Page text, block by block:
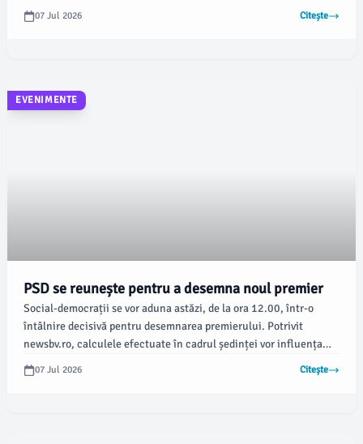
următoarea dată posibilă pentru alegeri anticipate ar fi 22
noiembrie 2026.
07 Jul 2026 Citește
EVENIMENTE
PSD se reunește pentru a desemna noul premier
Social-democrații se vor aduna astăzi, de la ora 12.00, într-o
întâlnire decisivă pentru desemnarea premierului. Potrivit
newsbv.ro, calculele efectuate în cadrul ședinței vor influența
propunerea pe care cei din PSD o vor avansa.
07 Jul 2026 Citește